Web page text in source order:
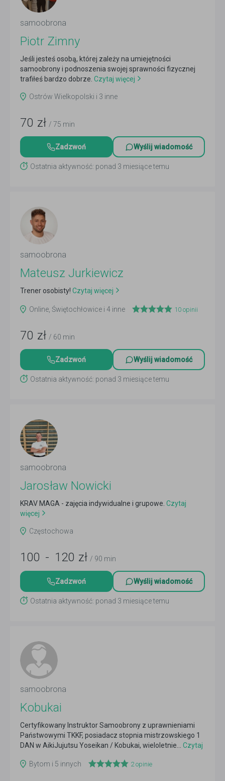
samoobrona
Piotr Zimny
Jeśli jesteś osobą, której zależy na umiejętności
samoobrony i podnoszenia swojej sprawności fizycznej
trafiłeś bardzo dobrze. Czytaj więcej
Ostrów Wielkopolski i 3 inne
70 zł / 75 min
Zadzwoń Wyślij wiadomość
Ostatnia aktywność: ponad 3 miesiące temu
samoobrona
Mateusz Jurkiewicz
Trener osobisty! Czytaj więcej
Online, Świętochłowice i 4 inne 10 opinii
70 zł / 60 min
Zadzwoń Wyślij wiadomość
Ostatnia aktywność: ponad 3 miesiące temu
samoobrona
Jarosław Nowicki
KRAV MAGA - zajęcia indywidualne i grupowe. Czytaj
więcej
Częstochowa
100 - 120 zł / 90 min
Zadzwoń Wyślij wiadomość
Ostatnia aktywność: ponad 3 miesiące temu
samoobrona
Kobukai
Certyfikowany Instruktor Samoobrony z uprawnieniami
Państwowymi TKKF, posiadacz stopnia mistrzowskiego 1
DAN w AikiJujutsu Yoseikan / Kobukai, wieloletnie...
Czytaj
Bytom i 5 innych
2opinie